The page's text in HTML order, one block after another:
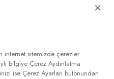
×
internet sitemizde çerezler
bilgiye Çerez Aydınlatma
ise Çerez Ayarları butonundan